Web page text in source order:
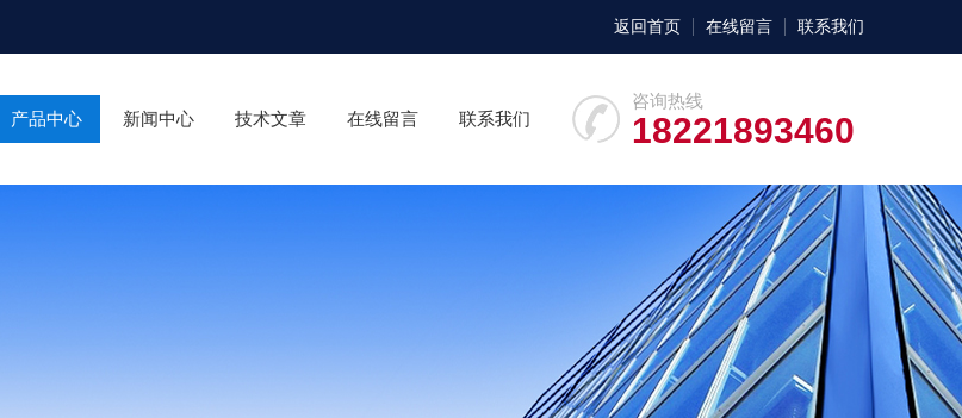
返回首页 在线留言 联系我们
咨询热线
18221893460
产品中心 新闻中心 技术文章 在线留言 联系我们